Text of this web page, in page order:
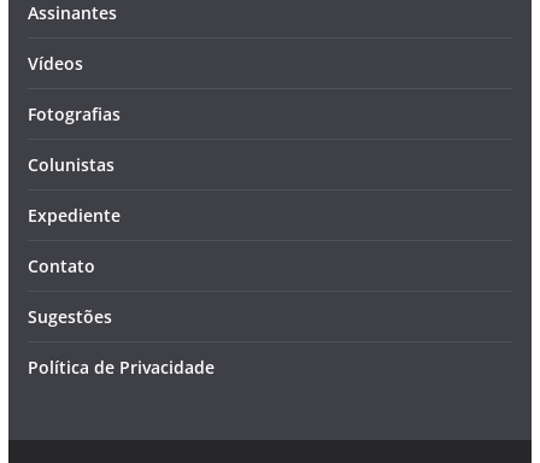
Assinantes
Vídeos
Fotografias
Colunistas
Expediente
Contato
Sugestões
Política de Privacidade